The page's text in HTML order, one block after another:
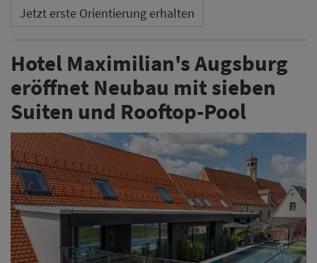
Jetzt erste Orientierung erhalten
Hotel Maximilian's Augsburg
eröffnet Neubau mit sieben
Suiten und Rooftop-Pool